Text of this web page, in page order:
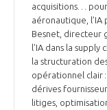
INNOVATION
acquisitions…
aéronautique,
Besnet, directeur
l'IA dans la supply
la structuration
opérationnel clair
dérives
litiges,